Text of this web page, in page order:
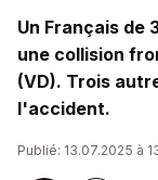
Un Français de
une collision
(VD). Trois
l'accident.
Publié: 13.07.2025 à